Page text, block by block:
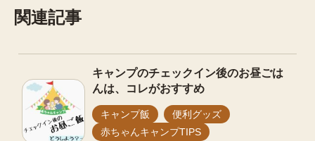
関連記事
キャンプのチェックイン後のお昼ごは
んは、コレがおすすめ
キャンプ飯
便利グッズ
赤ちゃんキャンプTIPS